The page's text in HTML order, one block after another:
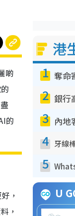
啲
的
，
，
港
1
2
3
4
5
U